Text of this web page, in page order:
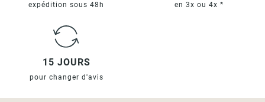
expédition sous 48h en 3x ou 4x *
15 JOURS
pour changer d'avis